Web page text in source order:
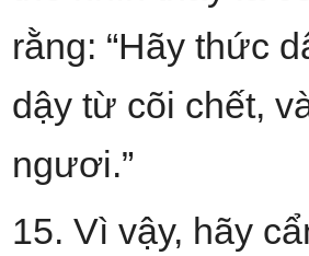
rằng: “Hãy thức
dậy từ cõi chết,
ngươi.”
15. Vì vậy, hãy